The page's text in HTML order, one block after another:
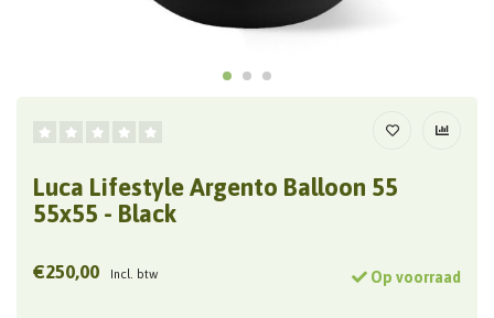
Luca Lifestyle Argento Balloon 55
55x55 - Black
€250,00 Incl. btw Op voorraad